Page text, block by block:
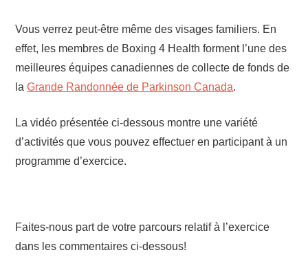
Vous verrez peut-être même des visages familiers. En
effet, les membres de Boxing 4 Health forment l’une des
meilleures équipes canadiennes de collecte de fonds de
laGrande Randonnée de Parkinson Canada.
La vidéo présentée ci-dessous montre une variété
d’activités que vous pouvez effectuer en participant à un
programme d’exercice.
Faites-nous part de votre parcours relatif à l’exercice
dans les commentaires ci-dessous!